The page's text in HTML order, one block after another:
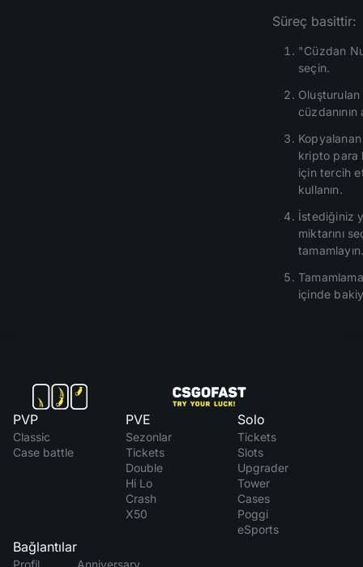
Süreç basittir:
"Cüzdan
seçin.
kripto para
için tercih
kullanın.
İstediğiniz
miktarını
içinde
PVP
Classic
Case battle
PVE
Sezonlar
Tickets
Double
Hi Lo
Crash
X50
Solo
Tickets
Slots
Upgrader
Tower
Cases
Poggi
eSports
Bağlantılar
Profil Anniversary